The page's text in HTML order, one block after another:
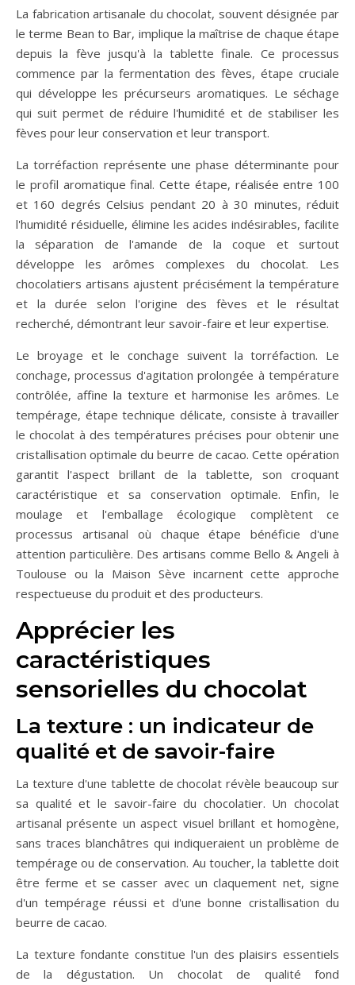
La fabrication artisanale du chocolat, souvent désignée par
le terme Bean to Bar, implique la maîtrise de chaque étape
depuis la fève jusqu'à la tablette finale. Ce processus
commence par la fermentation des fèves, étape cruciale
qui développe les précurseurs aromatiques. Le séchage
qui suit permet de réduire l'humidité et de stabiliser les
fèves pour leur conservation et leur transport.
La torréfaction représente une phase déterminante pour
le profil aromatique final. Cette étape, réalisée entre 100
et 160 degrés Celsius pendant 20 à 30 minutes, réduit
l'humidité résiduelle, élimine les acides indésirables, facilite
la séparation de l'amande de la coque et surtout
développe les arômes complexes du chocolat. Les
chocolatiers artisans ajustent précisément la température
et la durée selon l'origine des fèves et le résultat
recherché, démontrant leur savoir-faire et leur expertise.
Le broyage et le conchage suivent la torréfaction. Le
conchage, processus d'agitation prolongée à température
contrôlée, affine la texture et harmonise les arômes. Le
tempérage, étape technique délicate, consiste à travailler
le chocolat à des températures précises pour obtenir une
cristallisation optimale du beurre de cacao. Cette opération
garantit l'aspect brillant de la tablette, son croquant
caractéristique et sa conservation optimale. Enfin, le
moulage et l'emballage écologique complètent ce
processus artisanal où chaque étape bénéficie d'une
attention particulière. Des artisans comme Bello & Angeli à
Toulouse ou la Maison Sève incarnent cette approche
respectueuse du produit et des producteurs.
Apprécier les
caractéristiques
sensorielles du chocolat
La texture : un indicateur de
qualité et de savoir-faire
La texture d'une tablette de chocolat révèle beaucoup sur
sa qualité et le savoir-faire du chocolatier. Un chocolat
artisanal présente un aspect visuel brillant et homogène,
sans traces blanchâtres qui indiqueraient un problème de
tempérage ou de conservation. Au toucher, la tablette doit
être ferme et se casser avec un claquement net, signe
d'un tempérage réussi et d'une bonne cristallisation du
beurre de cacao.
La texture fondante constitue l'un des plaisirs essentiels
de la dégustation. Un chocolat de qualité fond